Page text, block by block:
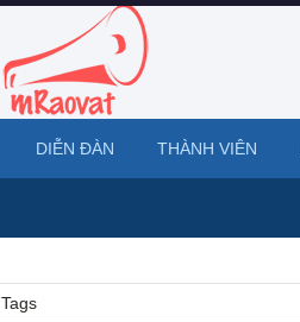
Tags
DIỄN ĐÀN THÀNH VIÊN